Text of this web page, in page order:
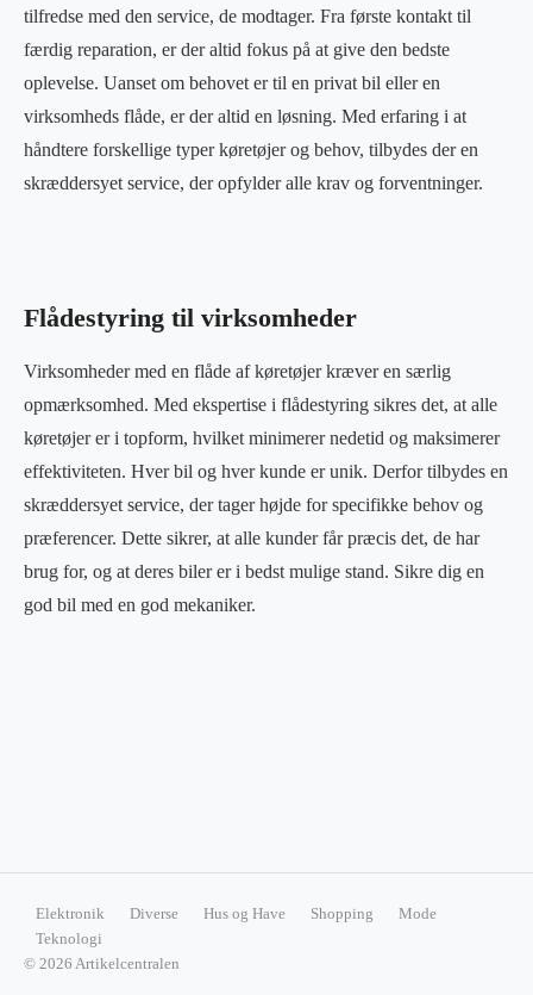
tilfredse med den service, de modtager. Fra første kontakt til
færdig reparation, er der altid fokus på at give den bedste
oplevelse. Uanset om behovet er til en privat bil eller en
virksomheds flåde, er der altid en løsning. Med erfaring i at
håndtere forskellige typer køretøjer og behov, tilbydes der en
skræddersyet service, der opfylder alle krav og forventninger.
Flådestyring til virksomheder
Virksomheder med en flåde af køretøjer kræver en særlig
opmærksomhed. Med ekspertise i flådestyring sikres det, at alle
køretøjer er i topform, hvilket minimerer nedetid og maksimerer
effektiviteten. Hver bil og hver kunde er unik. Derfor tilbydes en
skræddersyet service, der tager højde for specifikke behov og
præferencer. Dette sikrer, at alle kunder får præcis det, de har
brug for, og at deres biler er i bedst mulige stand. Sikre dig en
god bil med en god mekaniker.
Elektronik Diverse Hus og Have Shopping
Mode
Teknologi
© 2026 Artikelcentralen